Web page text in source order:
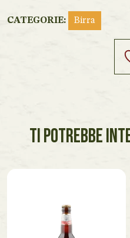
CATEGORIE: Birra
TI POTREBBE